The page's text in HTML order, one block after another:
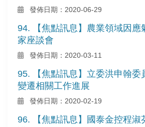
發佈日期：2020-06-29
94. 【焦點訊息】農業領域因應
家座談會
發佈日期：2020-03-11
95. 【焦點訊息】立委洪申翰委
變遷相關工作進展
發佈日期：2020-02-19
96. 【焦點訊息】國泰金控程淑